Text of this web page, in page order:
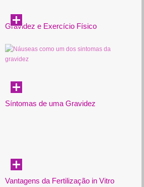
Gravidez e Exercício Físico
Síntomas de uma Gravidez
Vantagens da Fertilização in Vitro